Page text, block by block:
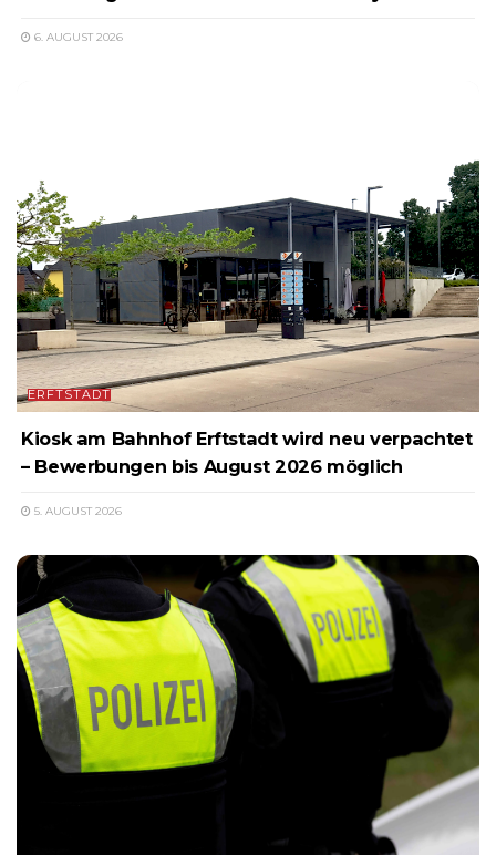
6. AUGUST 2026
ERFTSTADT
Kiosk am Bahnhof Erftstadt wird neu verpachtet
– Bewerbungen bis August 2026 möglich
5. AUGUST 2026